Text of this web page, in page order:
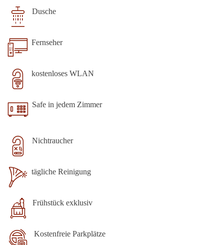
Dusche
Fernseher
kostenloses WLAN
Safe in jedem Zimmer
Nichtraucher
tägliche Reinigung
Frühstück exklusiv
Kostenfreie Parkplätze